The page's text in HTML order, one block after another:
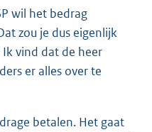
wil het bedrag
zou je dus eigenlijk
vind dat de heer
er alles over te
betalen. Het gaat